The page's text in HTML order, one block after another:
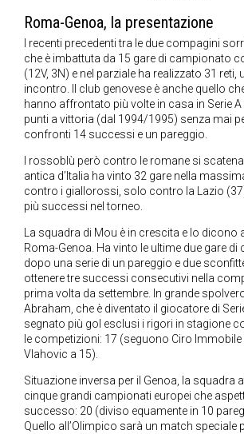
Roma-Genoa, la presentazione
I recenti precedenti tra le due compagini
che è imbattuta da 15 gare di campionato
(12V, 3N) e nel parziale ha realizzato 31 reti,
incontro. Il club genovese è anche quello
hanno affrontato più volte in casa in Serie A
punti a vittoria (dal 1994/1995) senza mai
confronti 14 successi e un pareggio.
I rossoblù però contro le romane si
antica d’Italia ha vinto 32 gare nella
contro i giallorossi, solo contro la Lazio
più successi nel torneo.
La squadra di Mou è in crescita e lo dicono
Roma-Genoa. Ha vinto le ultime due gare di
dopo una serie di un pareggio e due
ottenere tre successi consecutivi nella
prima volta da settembre. In grande
Abraham, che è diventato il giocatore di
segnato più gol esclusi i rigori in stagione
le competizioni: 17 (seguono Ciro Immobile
Vlahovic a 15).
Situazione inversa per il Genoa, la squadra
cinque grandi campionati europei che
successo: 20 (diviso equamente in 10
Quello all’Olimpico sarà un match speciale